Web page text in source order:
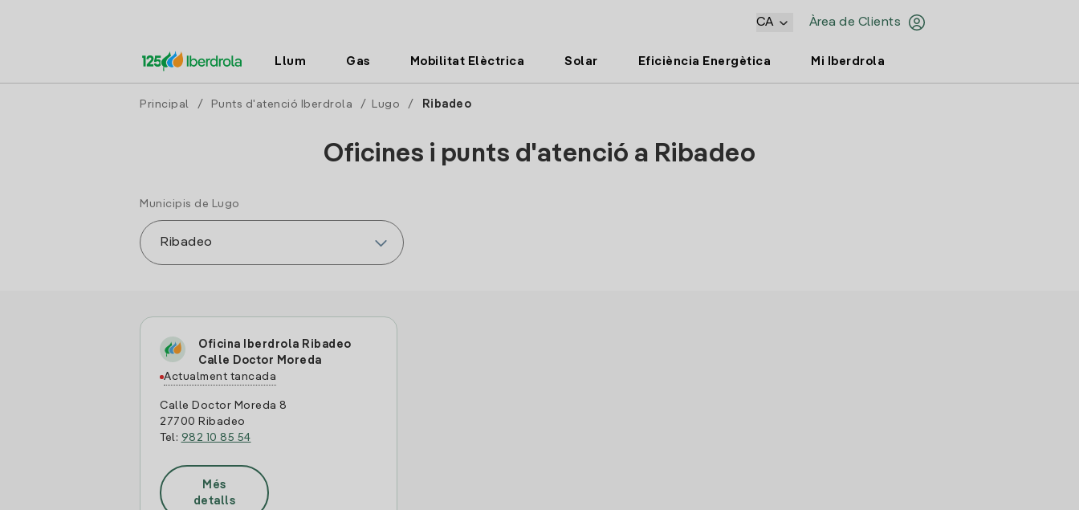
Àrea de Clients
CA
Llum Gas Mobilitat Elèctrica Solar Eficiència Energètica Mi Iberdrola
Principal / Punts d'atenció Iberdrola / Lugo / Ribadeo
Oficines i punts d'atenció a Ribadeo
Municipis de Lugo
Oficina Iberdrola Ribadeo
Calle Doctor Moreda
Actualment tancada
Calle Doctor Moreda 8
27700 Ribadeo
Tel: 982 10 85 54
Més
detalls